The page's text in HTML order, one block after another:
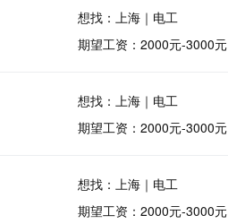
想找：上海｜电工
期望工资：2000元-3000元
想找：上海｜电工
期望工资：2000元-3000元
想找：上海｜电工
期望工资：2000元-3000元